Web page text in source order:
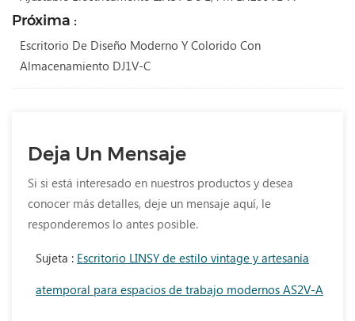
Próxima :
Escritorio De Diseño Moderno Y Colorido Con
Almacenamiento DJ1V-C
Deja Un Mensaje
Si si está interesado en nuestros productos y desea
conocer más detalles, deje un mensaje aquí, le
responderemos lo antes posible.
Sujeta : Escritorio LINSY de estilo vintage y artesanía
atemporal para espacios de trabajo modernos AS2V-A